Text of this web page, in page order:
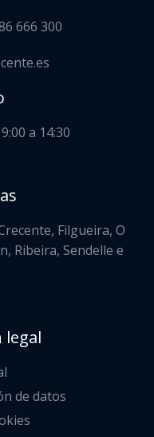
666 300
a 14:30
Filgueira, O
Ribeira, Sendelle e
legal
de datos